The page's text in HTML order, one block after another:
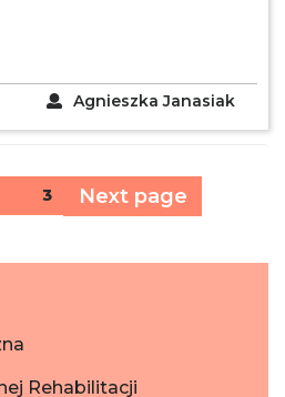
Agnieszka Janasiak
Page3 Next page
Rehabilitacji